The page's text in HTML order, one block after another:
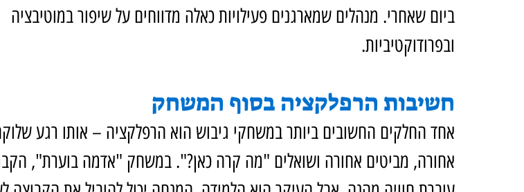
ביום שאחרי. מנהלים שמארגנים פעילויות כאלה מדווחים על שיפור במוטיבציה
ובפרודוקטיביות.
חשיבות הרפלקציה בסוף המשחק
אחד החלקים החשובים ביותר במשחקי גיבוש הוא הרפלקציה – אותו רגע
אחורה, מביטים אחורה ושואלים "מה קרה כאן?". במשחק "אדמה בוערת",